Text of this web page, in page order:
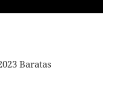
Baratas